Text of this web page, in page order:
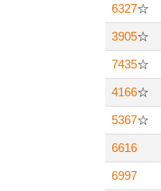
6327☆
3905☆
7435☆
4166☆
5367☆
6616
6997